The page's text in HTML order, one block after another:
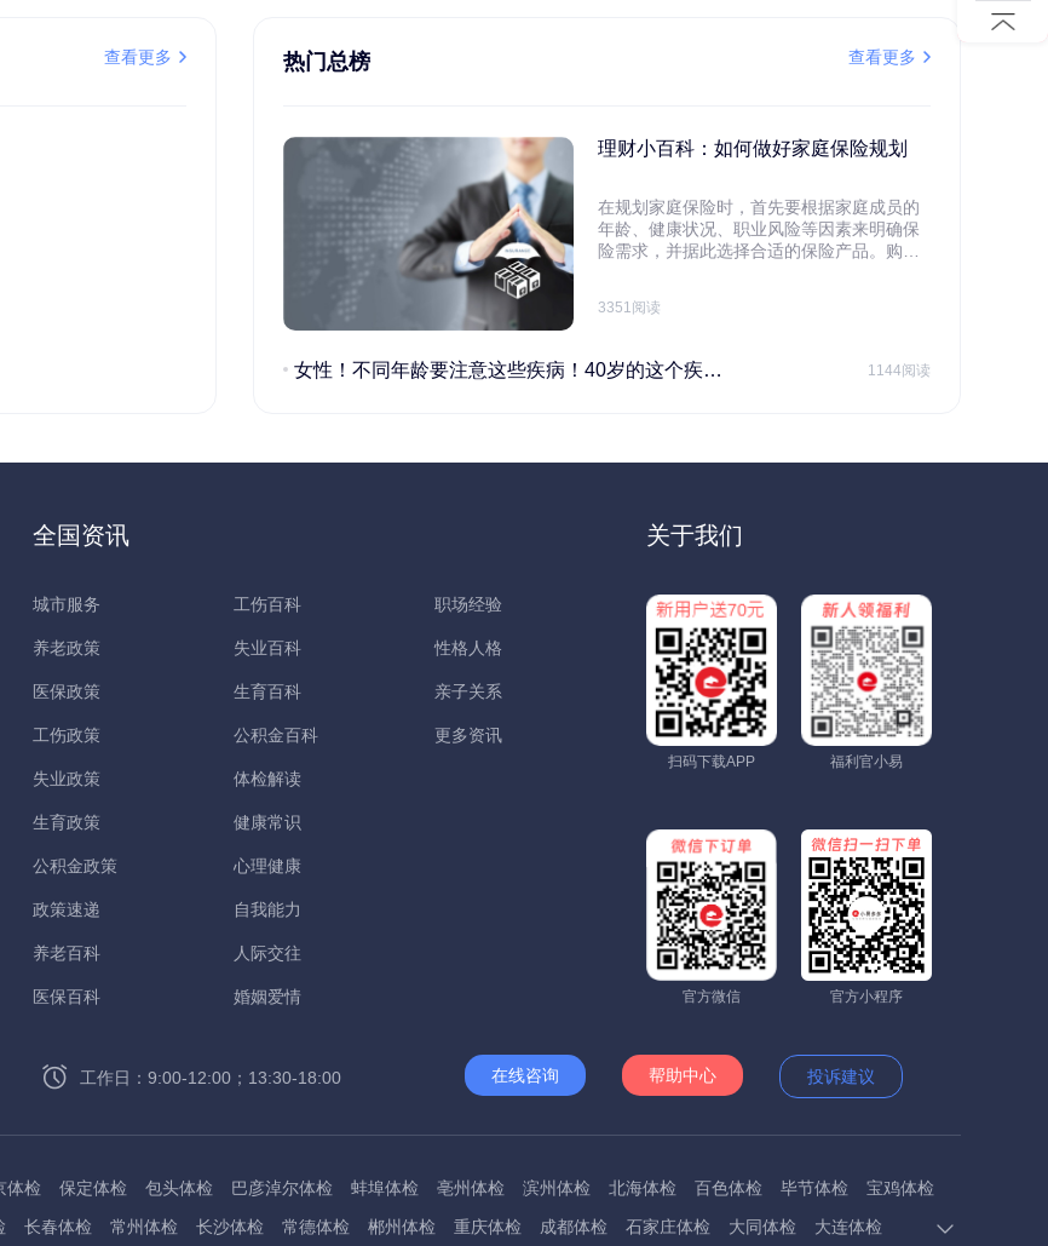
查看更多 热门总榜 查看更多
理财小百科：如何做好家庭保险规划
在规划家庭保险时，首先要根据家庭成员的
年龄、健康状况、职业风险等因素来明确保
险需求，并据此选择合适的保险产品。购买
规划家庭财务预算，确保保险费用不会对家
要经济支柱投保。
3351阅读
女性！不同年龄要注意这些疾病！40岁的这个疾病最需要注意！ 1144阅读
全国资讯
城市服务
养老政策
医保政策
工伤政策
失业政策
生育政策
公积金政策
政策速递
养老百科
医保百科
工伤百科
失业百科
生育百科
公积金百科
体检解读
健康常识
心理健康
自我能力
人际交往
婚姻爱情
职场经验
性格人格
亲子关系
更多资讯
关于我们
扫码下载APP 福利官小易
官方微信 官方小程序
工作日：9:00-12:00；13:30-18:00 在线咨询 帮助中心 投诉建议
体检 保定体检 包头体检 巴彦淖尔体检 蚌埠体检 亳州体检 滨州体检 北海体检 百色体检 毕节体检
宝鸡体检
长春体检 常州体检 长沙体检 常德体检 郴州体检 重庆体检 成都体检 石家庄体检 大同体检 大连体检